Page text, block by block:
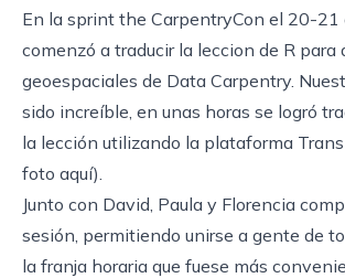
En la sprint the CarpentryCon el 20-21
comenzó a traducir la leccion de R para
geoespaciales de Data Carpentry .
sido increíble, en unas horas se logró
la lección utilizando la plataforma
foto aquí).
Junto con David, Paula y Florencia
sesión, permitiendo unirse a gente de
la franja horaria que fuese más